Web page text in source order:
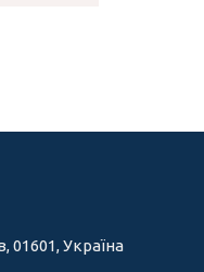
01601, Україна